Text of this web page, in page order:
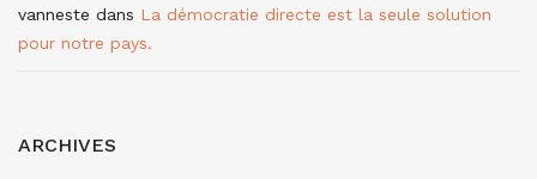
vanneste dans La démocratie directe est la seule solution
pour notre pays.
ARCHIVES